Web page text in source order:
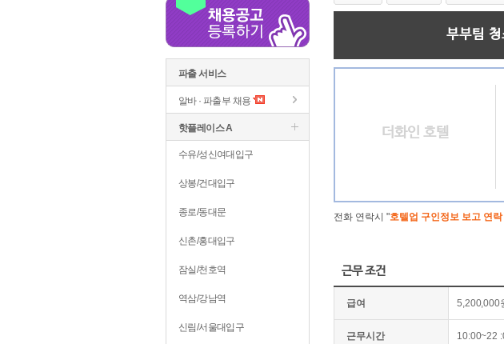
파출 서비스
알바 · 파출부 채용
핫플레이스 A
수유/성신여대입구
상봉/건대입구
종로/동대문
신촌/홍대입구
잠실/천호역
역삼/강남역
신림/서울대입구
부부팀
더화인 호텔
전화 연락시 "호텔업 구인정보 보고 연
근무 조건
급여 5,200,000
근무시간 10:00~22